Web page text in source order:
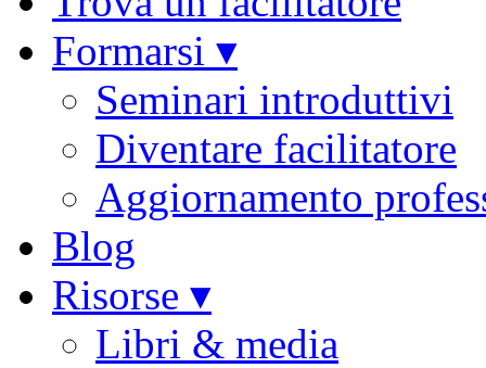
Formarsi ▾
Seminari introduttivi
Diventare facilitatore
Aggiornamento
Blog
Risorse ▾
Libri & media